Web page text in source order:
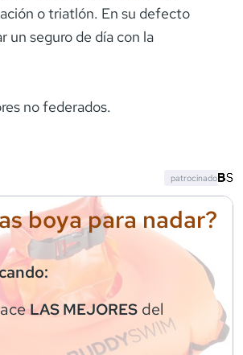
o triatlón. En su defecto
un seguro de día con la
no federados.
boya para nadar?
LAS MEJORES del
patrocinado